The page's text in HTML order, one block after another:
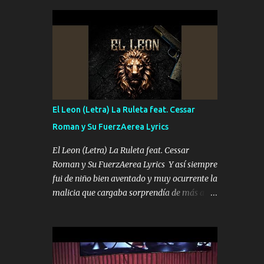
conciertos más que llenar Se mueven solo
por el interés P...
inteligente junto con su hermano el TRES
blindado el Estado tiene andan ESPERANDO
al UNO QUE PRONTO ESTARÁ PRESENTE
Que no falten las bucanas ni tampoco las
mujeres porque es platica de grandes por eso
hay que estar alegres doy las instrucciones
para atender los deberes Música Si es que
salta algún problema de confianza tengo
gente ahí está el Hombre Cuarenta y
también Pariente 7 arreglan cualquier
problema no más es cuestión que ordené
NOS HACE FALTA UN HERMANO DE CLAVE
SIEMPRE VIO POR LA FAMILIA PARA QUE
SIGA EL LEGADO Es el DOS de los
HERMANOS un cerebro inteligente y com...
El Leon (Letra) La Ruleta feat. Cessar
Roman y Su FuerzAerea Lyrics
El Leon (Letra) La Ruleta feat. Cessar
Roman y Su FuerzAerea Lyrics Y así siempre
fui de niño bien aventado y muy ocurrente la
malicia que cargaba sorprendía de más a la
Tranquilo me la navego ando en lo mío sin